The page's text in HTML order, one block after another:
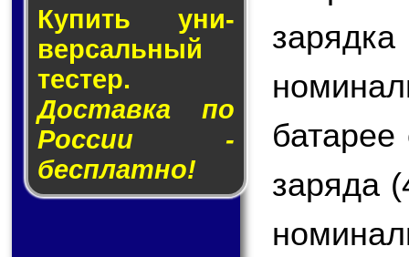
Купить уни­
вер­саль­ный
тес­тер.
Доставка по
России -
бесплатно!
батарее
заряда